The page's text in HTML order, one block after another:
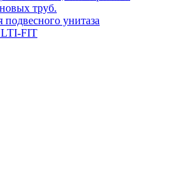
труб.
унитаза
FIT